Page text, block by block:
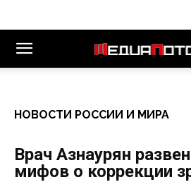
НОВОСТИ РОССИИ И МИРА
Врач Азнаурян
мифов о коррекции